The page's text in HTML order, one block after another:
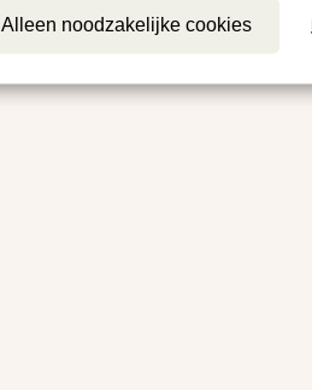
Alleen noodzakelijke cookies